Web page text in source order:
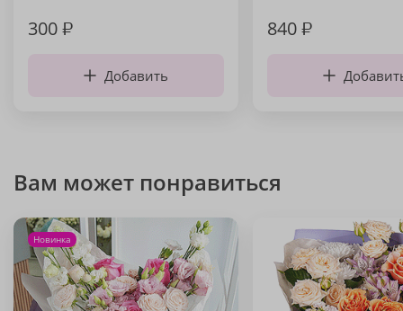
300₽
Добавить
840₽
Вам может понравиться
Новинка